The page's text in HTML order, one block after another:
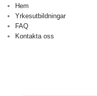
Hem
Yrkesutbildningar
FAQ
Kontakta oss